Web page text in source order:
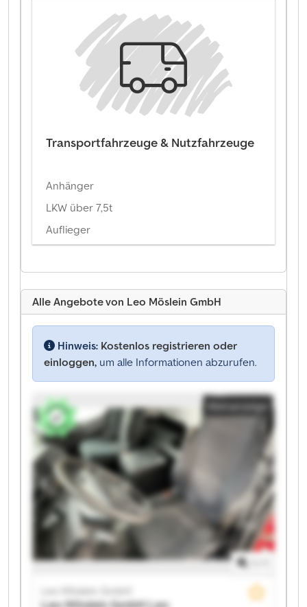
Transportfahrzeuge & Nutzfahrzeuge
Anhänger
LKW über 7,5t
Auflieger
Alle Angebote von Leo Möslein GmbH
Hinweis: Kostenlos registrieren oder
einloggen, um alle Informationen abzurufen.
Kleinanzeige
Leo Möslein GmbH